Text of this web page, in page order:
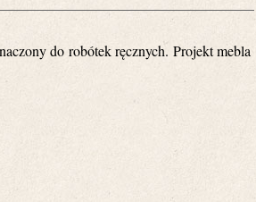
do robótek ręcznych. Projekt mebla